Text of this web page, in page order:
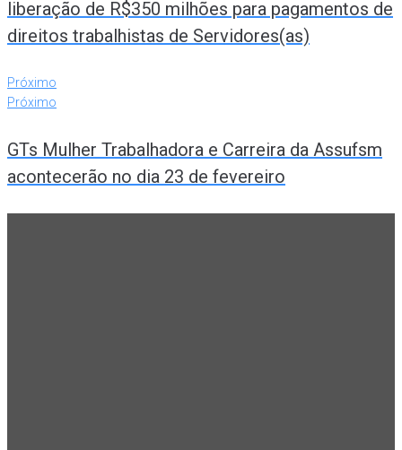
liberação de R$350 milhões para pagamentos de
direitos trabalhistas de Servidores(as)
Próximo
Próximo
GTs Mulher Trabalhadora e Carreira da Assufsm
acontecerão no dia 23 de fevereiro